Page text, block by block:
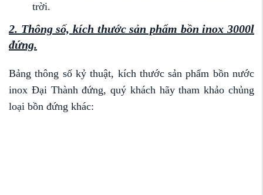
trời.​
2. Thông số, kích thước sản phẩm bồn inox 3000l
đứng.
Bảng thông số kỷ thuật, kích thước sản phẩm bồn nước
inox Đại Thành đứng, quý khách hãy tham khảo chủng
loại bồn đứng khác: